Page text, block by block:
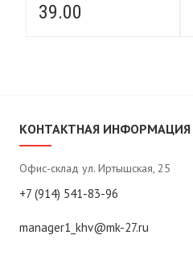
39.00
КОНТАКТНАЯ ИНФОРМАЦИЯ
Офис-склад ул. Иртышская, 25
+7 (914) 541-83-96
manager1_khv@mk-27.ru